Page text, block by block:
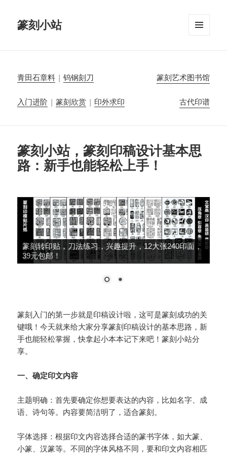
篆刻小站
青田石章料 |钨钢刻刀 篆刻艺术图书馆
入门进阶 |篆刻欣赏 | 印外求印 古代印谱
篆刻小站，篆刻印稿设计基本思
路：新手也能轻松上手！
篆刻转印贴，刀法练习，兴趣提升，12大张240印面，
39元包邮！
篆刻入门的第一步就是印稿设计啦，这可是篆刻成功的关
键哦！今天就来给大家分享篆刻印稿设计的基本思路，新
手也能轻松掌握，快拿起小本本记下来吧！篆刻小站分
享。
一、确定印文内容
主题明确：首先要确定你想要表达的内容，比如名字、成
语、诗句等。内容要简洁明了，适合篆刻。
字体选择：根据印文内容选择合适的篆书字体，如大篆、
小篆、汉篆等。不同的字体风格不同，要和印文内容相匹